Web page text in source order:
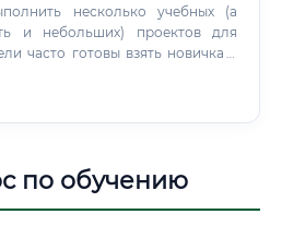
несколько учебных (а
и небольших) проектов для
часто готовы взять новичка с
в технологиях прошлого века.
по обучению